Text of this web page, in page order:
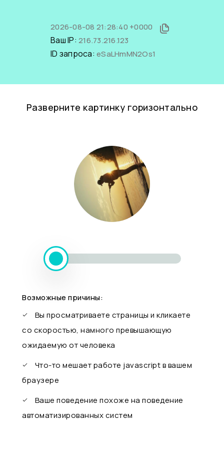
2026-08-08 21:28:40 +0000
Ваш IP: 216.73.216.123
ID запроса: eSaLHmMN2Os1
Разверните картинку горизонтально
Возможные причины:
Вы просматриваете страницы и кликаете
со скоростью, намного превышающую
ожидаемую от человека
Что-то мешает работе javascript в вашем
браузере
Ваше поведение похоже на поведение
автоматизированных систем